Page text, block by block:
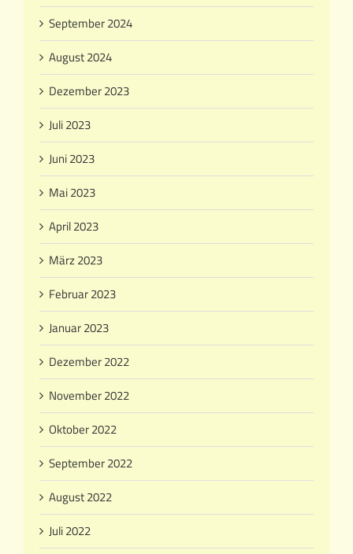
September 2024
August 2024
Dezember 2023
Juli 2023
Juni 2023
Mai 2023
April 2023
März 2023
Februar 2023
Januar 2023
Dezember 2022
November 2022
Oktober 2022
September 2022
August 2022
Juli 2022